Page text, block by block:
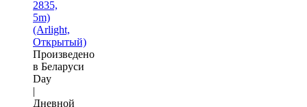
2835,
5m)
(Arlight,
Открытый)
Произведено
в Беларуси
Day
|
Дневной